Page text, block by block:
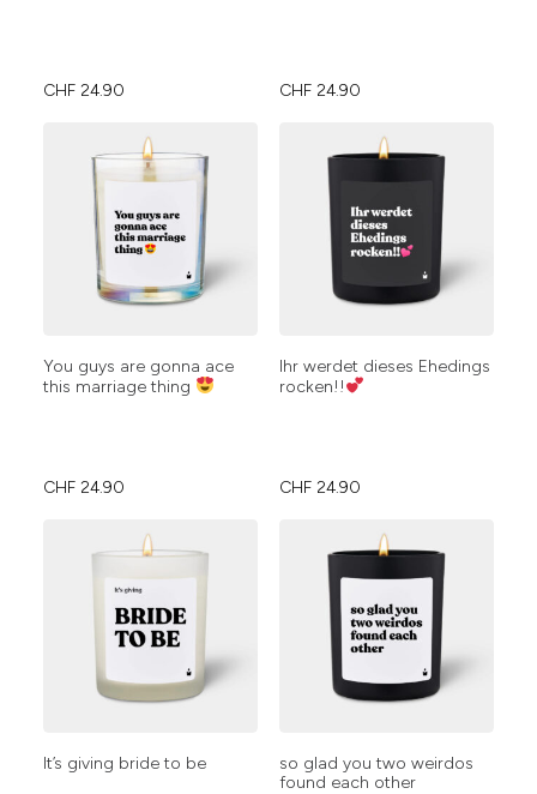
CHF 24.90 CHF 24.90
You guys are gonna ace
this marriage thing
CHF 24.90
Ihr werdet dieses Ehedings
rocken!!
CHF 24.90
It’s giving bride to be
so glad you two weirdos
found each other